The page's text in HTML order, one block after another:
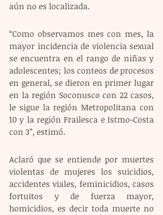
aún no es localizada.
“Como observamos mes con mes, la
mayor incidencia de violencia sexual
se encuentra en el rango de niñas y
adolescentes; los conteos de procesos
en general, se dieron en primer lugar
en la región Soconusco con 22 casos,
le sigue la región Metropolitana con
10 y la región Frailesca e Istmo-Costa
con 3”, estimó.
Aclaró que se entiende por muertes
violentas de mujeres los suicidios,
accidentes viales, feminicidios, casos
fortuitos y de fuerza mayor,
homicidios, es decir toda muerte no